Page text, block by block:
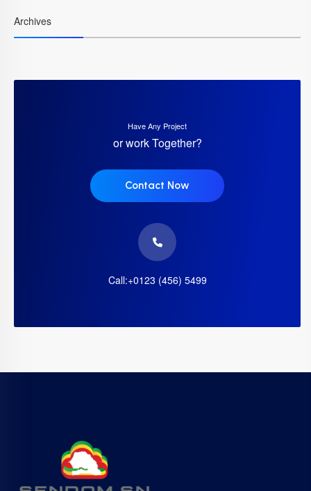
Archives
Have Any Project
or work Together?
Contact Now
Call:+0123 (456) 5499